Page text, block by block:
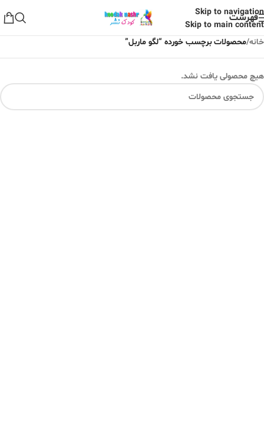
Skip to navigation
Skip to main content
فهرست
خانه/محصولات برچسب خورده “لگو ماربل”
هیچ محصولی یافت نشد.